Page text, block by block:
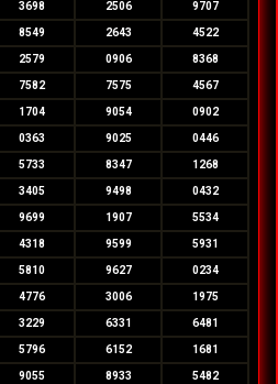
3698 2506 9707
8549 2643 4522
2579 0906 8368
7582 7575 4567
1704 9054 0902
0363 9025 0446
5733 8347 1268
3405 9498 0432
9699 1907 5534
4318 9599 5931
5810 9627 0234
4776 3006 1975
3229 6331 6481
5796 6152 1681
9055 8933 5482